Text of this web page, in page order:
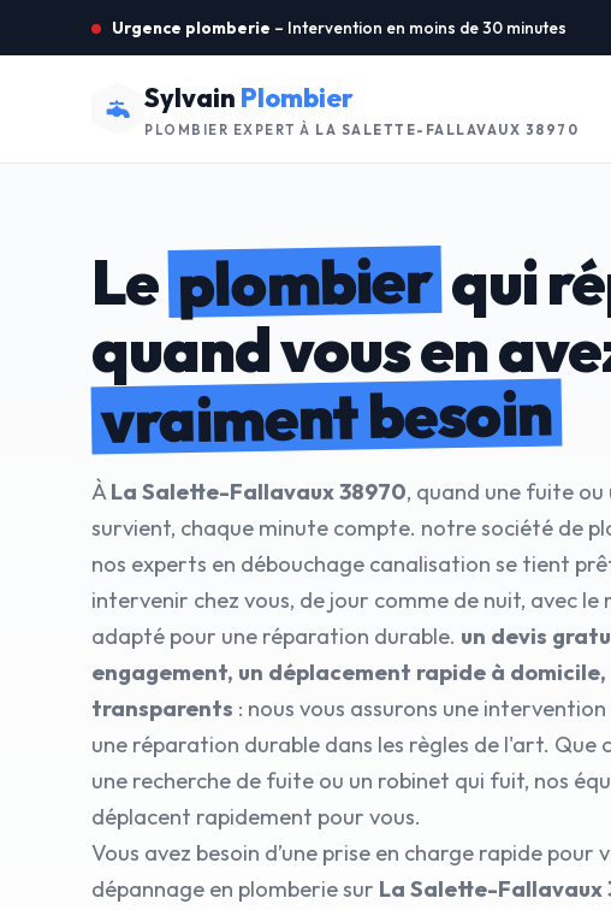
Urgence plomberie – Intervention en moins de 30 minutes
Sylvain Plombier
PLOMBIER EXPERT À LA SALETTE-FALLAVAUX 38970
Leplombierqui
quand vous en
vraiment besoin
ÀLa Salette-Fallavaux 38970, quand une fuite ou
survient, chaque minute compte. notre société de
nos experts en débouchage canalisation se tient
intervenir chez vous, de jour comme de nuit, avec le
adapté pour une réparation durable. un devis
engagement, un déplacement rapide à
transparents : nous vous assurons une
une réparation durable dans les règles de l'art. Que
une recherche de fuite ou un robinet qui fuit, nos
déplacent rapidement pour vous.
Vous avez besoin d’une prise en charge rapide pour
dépannage en plomberie sur La Salette-Fallavaux